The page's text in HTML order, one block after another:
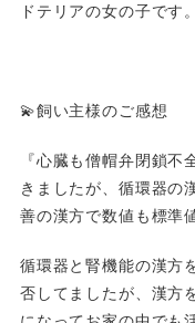
ドテリアの女の子です。
💫飼い主様のご感想
『心臓も僧帽弁閉鎖
きましたが、循環器の
善の漢方で数値も標準
循環器と腎機能の漢方
否してましたが、漢方